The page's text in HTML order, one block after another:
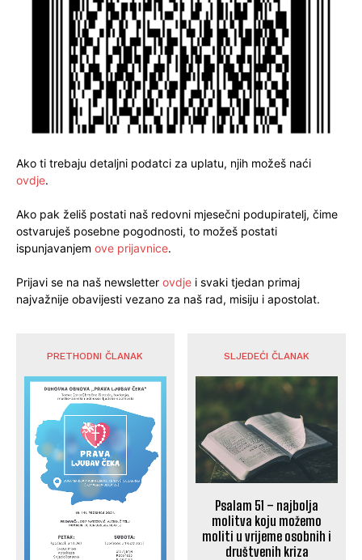
Ako ti trebaju detaljni podatci za uplatu, njih možeš naći
ovdje.
Ako pak želiš postati naš redovni mjesečni podupiratelj, čime
ostvaruješ posebne pogodnosti, to možeš postati
ispunjavanjem ove prijavnice.
Prijavi se na naš newsletter ovdje i svaki tjedan primaj
najvažnije obavijesti vezano za naš rad, misiju i apostolat.
PRETHODNI ČLANAK SLJEDEĆI ČLANAK
Psalam 51 – najbolja
molitva koju možemo
moliti u vrijeme osobnih i
društvenih kriza